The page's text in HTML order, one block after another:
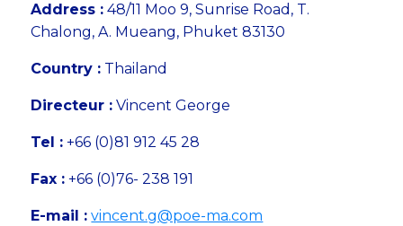
Address : 48/11 Moo 9, Sunrise Road, T.
Chalong, A. Mueang, Phuket 83130
Country : Thailand
Directeur : Vincent George
Tel : +66 (0)81 912 45 28
Fax : +66 (0)76- 238 191
E-mail : vincent.g@poe-ma.com